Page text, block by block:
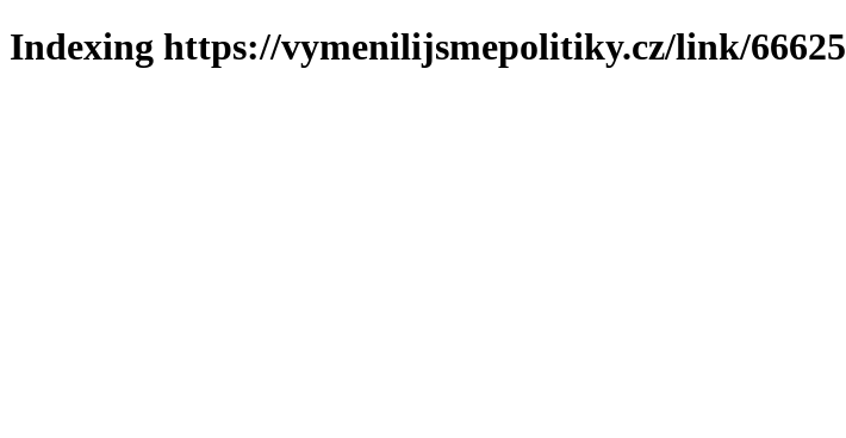
Indexing https://vymenilijsmepolitiky.cz/link/66625